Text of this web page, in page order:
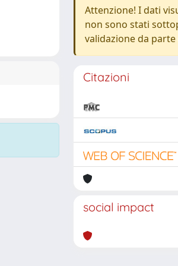
Attenzione! I dati
non sono stati
validazione da
Citazioni
social impact